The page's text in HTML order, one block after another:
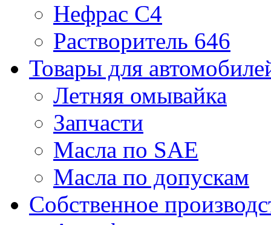
Нефрас С4
Растворитель 646
Товары для
Летняя омывайка
Запчасти
Масла по SAE
Масла по допускам
Собственное